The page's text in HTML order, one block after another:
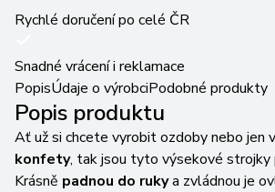
Rychlé doručení po celé ČR
Snadné vrácení i reklamace
PopisÚdaje o výrobciPodobné produkty
Popis produktu
Ať už si chcete vyrobit ozdoby nebo jen
konfety, tak jsou tyto výsekové strojky
Krásně padnou do rukya zvládnou je